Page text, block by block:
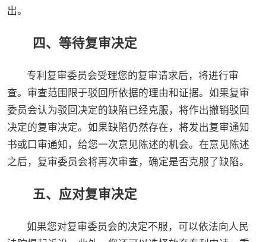
出。
四、等待复审决定
专利复审委员会受理您的复审请求后，将进行审
查。审查范围限于驳回所依据的理由和证据。如果复审
委员会认为驳回决定的缺陷已经克服，将作出撤销驳回
决定的复审决定。如果缺陷仍然存在，将发出复审通知
书或口审通知，给您一次意见陈述的机会。在意见陈述
之后，复审委员会将再次审查，确定是否克服了缺陷。
五、应对复审决定
如果您对复审委员会的决定不服，可以依法向人民